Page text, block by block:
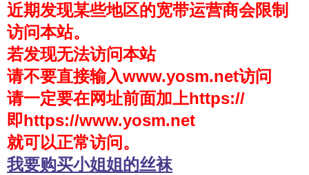
风之领域
喵写真
轻兰映画
少女秩序
会员购买
幼喵社App
近期发现某些地区的宽带运营商会限制
访问本站。
若发现无法访问本站
请不要直接输入www.yosm.net访问
请一定要在网址前面加上https://
即https://www.yosm.net
就可以正常访问。
我要购买小姐姐的丝袜